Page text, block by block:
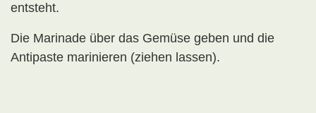
entsteht.
Die Marinade über das Gemüse geben und die
Antipaste marinieren (ziehen lassen).